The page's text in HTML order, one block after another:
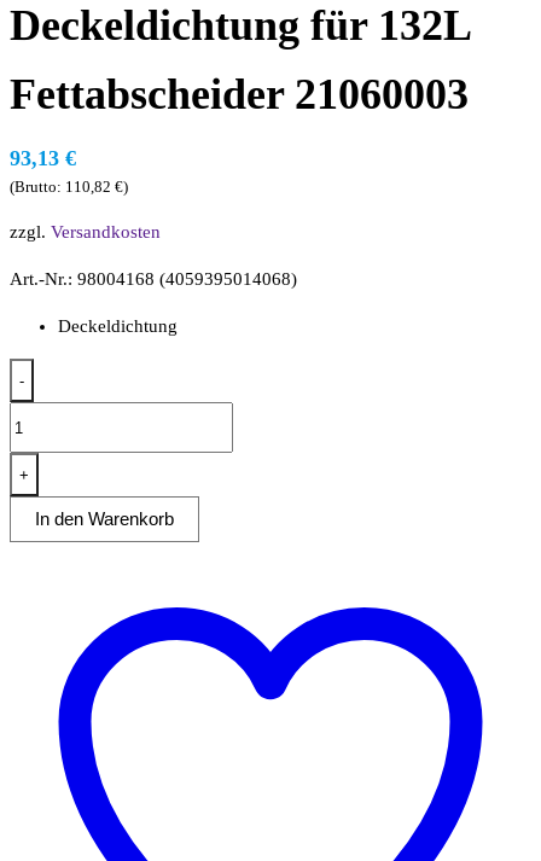
Deckeldichtung für 132L
Fettabscheider 21060003
93,13 €
(Brutto: 110,82 €)
zzgl. Versandkosten
Art.-Nr.: 98004168 (4059395014068)
Deckeldichtung
-
132L
Fettabscheider
21060003
+
In den Warenkorb